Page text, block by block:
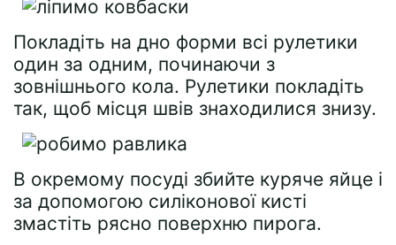
Покладіть на дно форми всі рулетики
один за одним, починаючи з
зовнішнього кола. Рулетики покладіть
так, щоб місця швів знаходилися знизу.
В окремому посуді збийте куряче яйце і
за допомогою силіконової кисті
змастіть рясно поверхню пирога.